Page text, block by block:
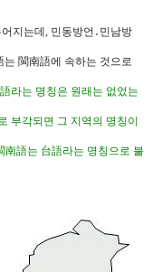
지는데, 민동방언․민남방
閩南語에 속하는 것으로
라는 명칭은 원래는 없었는
부각되면 그 지역의 명칭이
南語는 台語라는 명칭으로 불